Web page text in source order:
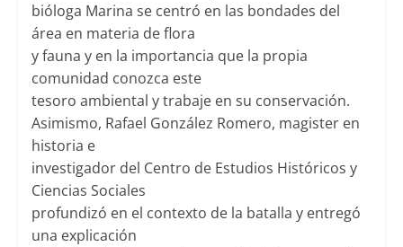
bióloga Marina se centró en las bondades del
área en materia de flora
y fauna y en la importancia que la propia
comunidad conozca este
tesoro ambiental y trabaje en su conservación.
Asimismo, Rafael González Romero, magister en
historia e
investigador del Centro de Estudios Históricos y
Ciencias Sociales
profundizó en el contexto de la batalla y entregó
una explicación